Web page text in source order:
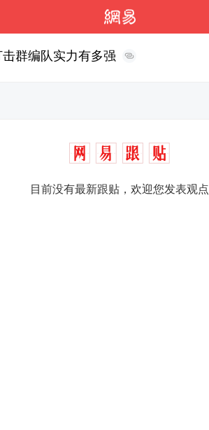
群编队实力有多强
目前没有最新跟贴，欢迎您发表观点